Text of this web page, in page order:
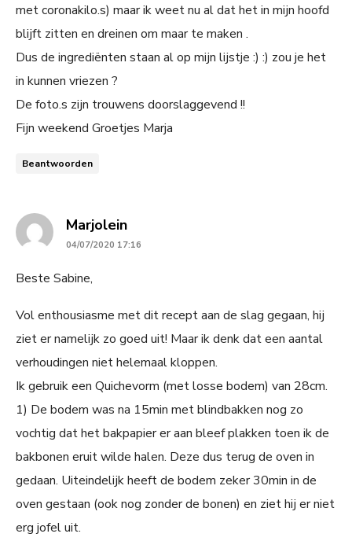
met coronakilo.s) maar ik weet nu al dat het in mijn hoofd
blijft zitten en dreinen om maar te maken .
Dus de ingrediënten staan al op mijn lijstje :) :) zou je het
in kunnen vriezen ?
De foto.s zijn trouwens doorslaggevend !!
Fijn weekend Groetjes Marja
Beantwoorden
Marjoleinsays:
04/07/2020 17:16
Beste Sabine,
Vol enthousiasme met dit recept aan de slag gegaan, hij
ziet er namelijk zo goed uit! Maar ik denk dat een aantal
verhoudingen niet helemaal kloppen.
Ik gebruik een Quichevorm (met losse bodem) van 28cm.
1) De bodem was na 15min met blindbakken nog zo
vochtig dat het bakpapier er aan bleef plakken toen ik de
bakbonen eruit wilde halen. Deze dus terug de oven in
gedaan. Uiteindelijk heeft de bodem zeker 30min in de
oven gestaan (ook nog zonder de bonen) en ziet hij er niet
erg jofel uit.